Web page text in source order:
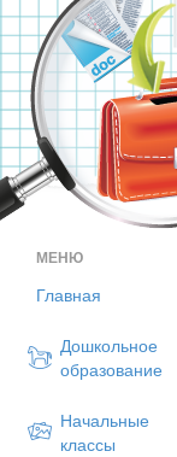
МЕНЮ
Главная
Дошкольное
образование
Начальные
классы